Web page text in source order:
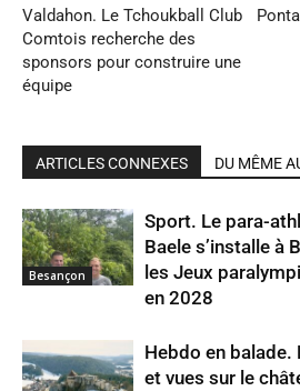
Valdahon. Le Tchoukball Club
Comtois recherche des
sponsors pour construire une
équipe
ARTICLES CONNEXES DU MÊME
Besançon
Sport. Le para-
Baele s’installe à
les Jeux
en 2028
Hebdo en balade.
et vues sur le